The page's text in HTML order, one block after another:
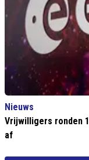
Nieuws
Vrijwilligers ronden
af